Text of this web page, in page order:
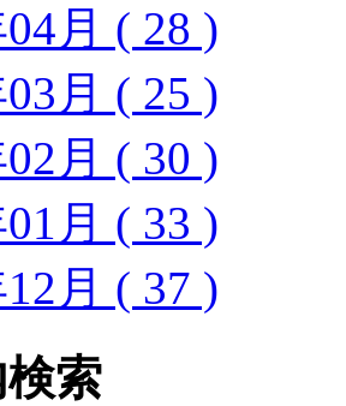
月 ( 28 )
月 ( 25 )
月 ( 30 )
月 ( 33 )
月 ( 37 )
索